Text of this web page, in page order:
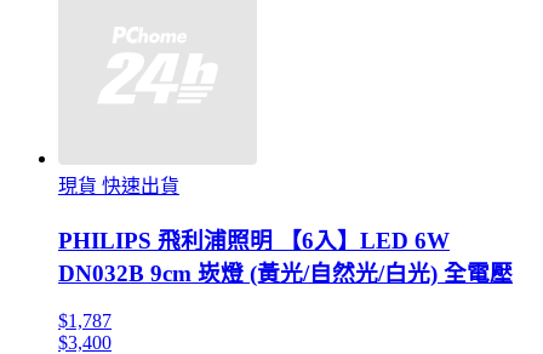
現貨 快速出貨
PHILIPS 飛利浦照明 【6入】LED 6W
DN032B 9cm 崁燈 (黃光/自然光/白光) 全電壓
$1,787
$3,400